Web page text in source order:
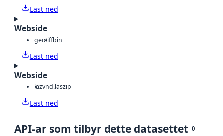
Last ned
Webside
geotiffbin
Last ned
Webside
lazvnd.laszip
Last ned
API-ar som tilbyr dette datasettet 0